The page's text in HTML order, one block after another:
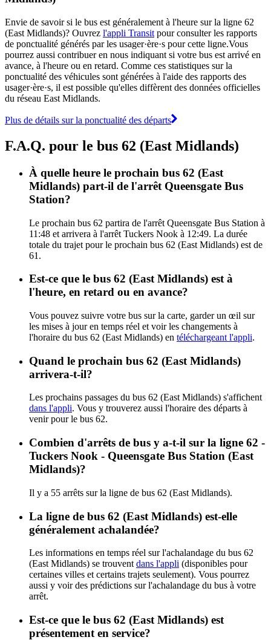
Envie de savoir si le bus est généralement à l'heure sur la ligne 62
(East Midlands)? Ouvrez l'appli Transit pour consulter les rapports
de ponctualité générés par les usager·ère·s pour cette ligne.Vous
pourrez aussi contribuer en nous indiquant si votre bus est arrivé en
avance, à l'heure ou en retard. Comme ces statistiques sur la
ponctualité des véhicules sont générées à l'aide des rapports des
usager·ère·s, il est possible qu'elles diffèrent des données officielles
du réseau East Midlands.
Plus de détails sur la ponctualité des départs
F.A.Q. pour le bus 62 (East Midlands)
À quelle heure le prochain bus 62 (East
Midlands) part-il de l'arrêt Queensgate Bus
Station?
Le prochain bus 62 partira de l'arrêt Queensgate Bus Station à
11:48 et arrivera à l'arrêt Tuckers Nook à 12:49. La durée
totale du trajet pour le prochain bus 62 (East Midlands) est de
61.
Est-ce que le bus 62 (East Midlands) est à
l'heure, en retard ou en avance?
Vous pouvez suivre votre bus sur la carte, garder un œil sur
les mises à jour en temps réel et voir les changements à
l'horaire du bus 62 (East Midlands) en téléchargeant l'appli.
Quand le prochain bus 62 (East Midlands)
arrivera-t-il?
Les prochains passages du bus 62 (East Midlands) s'affichent
dans l'appli. Vous y trouverez aussi l'horaire des départs à
venir pour le bus 62.
Combien d'arrêts de bus y a-t-il sur la ligne 62 -
Tuckers Nook - Queensgate Bus Station (East
Midlands)?
Il y a 55 arrêts sur la ligne de bus 62 (East Midlands).
La ligne de bus 62 (East Midlands) est-elle
généralement achalandée?
Les informations en temps réel sur l'achalandage du bus 62
(East Midlands) se trouvent dans l'appli (disponibles pour
certaines villes et certains trajets seulement). Vous pourrez
aussi y voir des prédictions sur l'achalandage du bus à votre
arrêt.
Est-ce que le bus 62 (East Midlands) est
présentement en service?